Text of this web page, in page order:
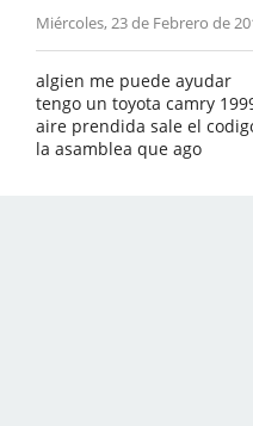
Miércoles, 23 de Febrero de
algien me puede ayudar
tengo un toyota camry
aire prendida sale el
la asamblea que ago